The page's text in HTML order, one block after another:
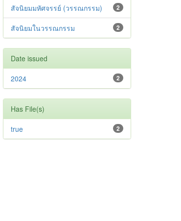
2
สัจนิยมมหัศจรรย์ (วรรณกรรม)
2
สัจนิยมในวรรณกรรม
Date issued
2
2024
Has File(s)
2
true